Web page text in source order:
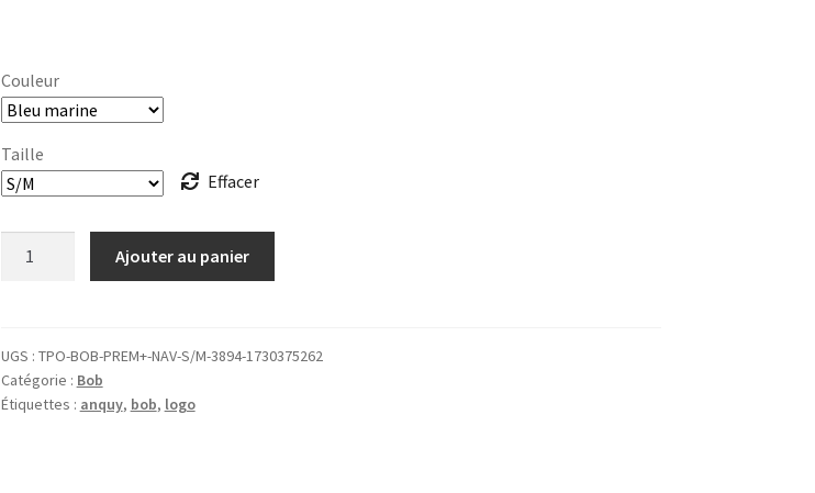
Couleur
Taille
Effacer
logo
blanc
Ajouter au panier
UGS : TPO-BOB-PREM+-NAV-S/M-3894-1730375262
Catégorie : Bob
Étiquettes : anquy, bob, logo